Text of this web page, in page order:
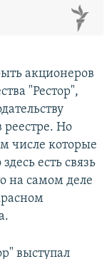
акционеров
"Рестор",
Но
числе которые
есть связь
на самом деле
выступал